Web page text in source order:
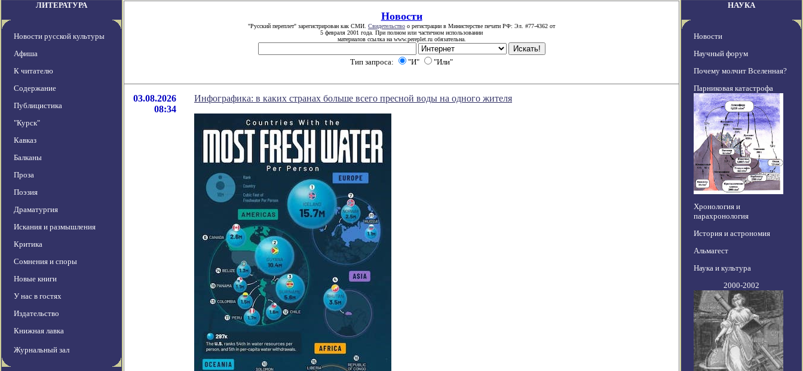
ЛИТЕРАТУРА
Новости русской культуры
Афиша
К читателю
Содержание
Публицистика
"Курск"
Кавказ
Балканы
Проза
Поэзия
Драматургия
Искания и размышления
Критика
Сомнения и споры
Новые книги
У нас в гостях
Издательство
Книжная лавка
Журнальный зал
Новости
"Русский переплет" зарегистрирован как СМИ. Свидетельство о регистрации в Министерстве печати РФ: Эл. #77-4362 от
5 февраля 2001 года. При полном или частичном использовании
материалов ссылка на www.pereplet.ru обязательна.
Тип запроса: "И" "Или"
03.08.2026
08:34
Инфографика: в каких странах больше всего пресной воды на одного жителя
НАУКА
Новости
Научный форум
Почему молчит Вселенная?
Парниковая катастрофа
Хронология и
парахронология
История и астрономия
Альмагест
Наука и культура
2000-2002